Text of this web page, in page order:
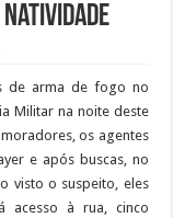
de arma de fogo no
Militar na noite deste
os agentes
e após buscas, no
visto o suspeito, eles
acesso à rua, cinco